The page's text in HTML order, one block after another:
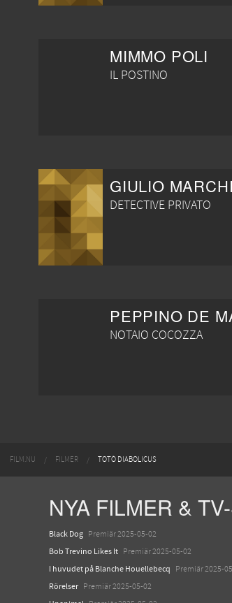
MIMMO POLI
IL POSTINO
GIULIO
DETECTIVE PRIVATO
NOTAIO COCOZZA
FILM.NU FILMER TOTÒ DIABOLICUS
NYA FILMER &
Black Dog Premiär 2025-05-02
Bob Trevino Likes It Premiär 2025-05-02
I huvudet på Blanche Houellebecq Premiär 2025-
Rörelser Premiär 2025-05-02